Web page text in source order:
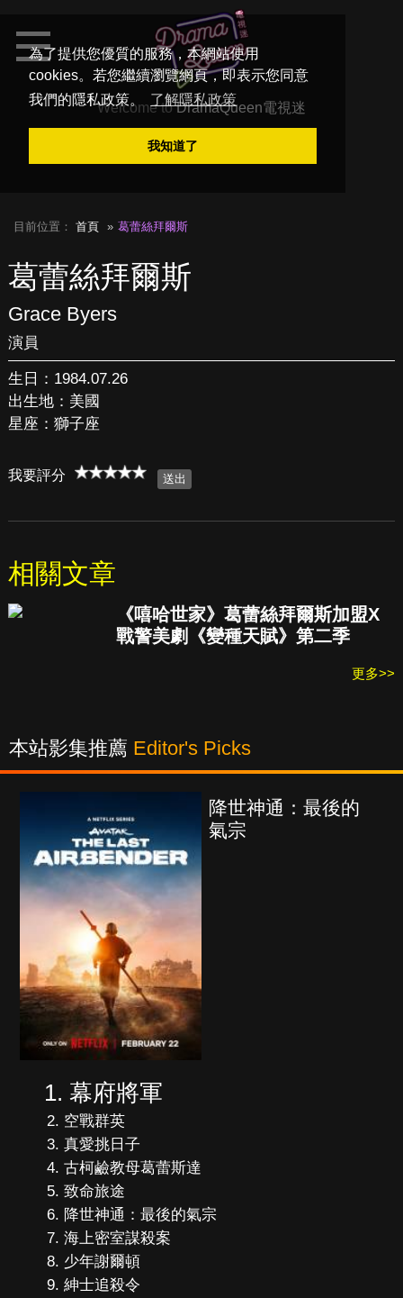
為了提供您優質的服務，本網站使用
cookies。若您繼續瀏覽網頁，即表示您同意
我們的隱私政策。
了解隱私政策
我知道了
Welcome toDramaQueen電視迷
目前位置： 首頁 葛蕾絲拜爾斯
葛蕾絲拜爾斯
Grace Byers
演員
生日：1984.07.26
出生地：美國
星座：獅子座
我要評分
相關文章
《嘻哈世家》葛蕾絲拜爾斯加盟X
戰警美劇《變種天賦》第二季
更多>>
本站影集推薦 Editor's Picks
降世神通：最後的
氣宗
幕府將軍
空戰群英
真愛挑日子
古柯鹼教母葛蕾斯達
致命旅途
降世神通：最後的氣宗
海上密室謀殺案
少年謝爾頓
紳士追殺令